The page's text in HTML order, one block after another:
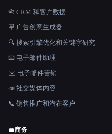
📇 CRM 和客户数据
🪧 广告创意生成器
🔍 搜索引擎优化和关键字研究
📧 电子邮件助理
✉️ 电子邮件营销
📣 社交媒体内容
📞 销售推广和潜在客户
💼商务